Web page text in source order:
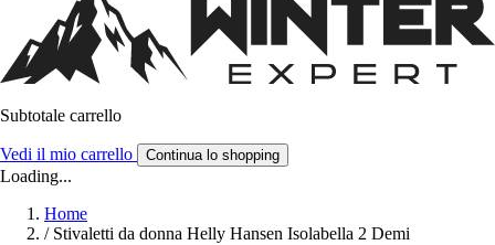
Subtotale carrello
Vedi il mio carrello Continua lo shopping
Loading...
Home
/ Stivaletti da donna Helly Hansen Isolabella 2 Demi